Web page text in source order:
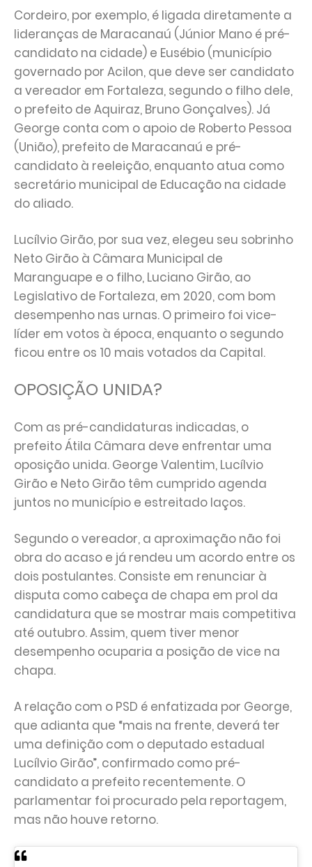
Cordeiro, por exemplo, é ligada diretamente a
lideranças de Maracanaú (Júnior Mano é pré-
candidato na cidade) e Eusébio (município
governado por Acilon, que deve ser candidato
a vereador em Fortaleza, segundo o filho dele,
o prefeito de Aquiraz, Bruno Gonçalves). Já
George conta com o apoio de Roberto Pessoa
(União), prefeito de Maracanaú e pré-
candidato à reeleição, enquanto atua como
secretário municipal de Educação na cidade
do aliado.
Lucílvio Girão, por sua vez, elegeu seu sobrinho
Neto Girão à Câmara Municipal de
Maranguape e o filho, Luciano Girão, ao
Legislativo de Fortaleza, em 2020, com bom
desempenho nas urnas. O primeiro foi vice-
líder em votos à época, enquanto o segundo
ficou entre os 10 mais votados da Capital.
OPOSIÇÃO UNIDA?
Com as pré-candidaturas indicadas, o
prefeito Átila Câmara deve enfrentar uma
oposição unida. George Valentim, Lucílvio
Girão e Neto Girão têm cumprido agenda
juntos no município e estreitado laços.
Segundo o vereador, a aproximação não foi
obra do acaso e já rendeu um acordo entre os
dois postulantes. Consiste em renunciar à
disputa como cabeça de chapa em prol da
candidatura que se mostrar mais competitiva
até outubro. Assim, quem tiver menor
desempenho ocuparia a posição de vice na
chapa.
A relação com o PSD é enfatizada por George,
que adianta que “mais na frente, deverá ter
uma definição com o deputado estadual
Lucílvio Girão”, confirmado como pré-
candidato a prefeito recentemente. O
parlamentar foi procurado pela reportagem,
mas não houve retorno.